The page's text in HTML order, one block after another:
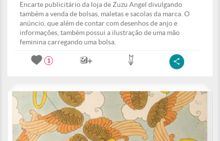
Encarte publicitário da loja de Zuzu Angel divulgando
também a venda de bolsas, maletas e sacolas da marca. O
anúncio, que além de contar com desenhos de anjo e
informações, também possui a ilustração de uma mão
feminina carregando uma bolsa.
1